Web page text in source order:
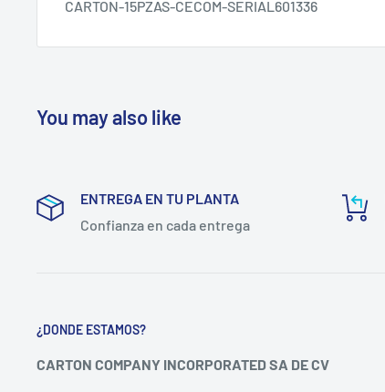
CARTON-15PZAS-CECOM-SERIAL601336
You may also like
ENTREGA EN TU PLANTA
Confianza en cada entrega
¿DONDE ESTAMOS?
CARTON COMPANY INCORPORATED SA DE CV